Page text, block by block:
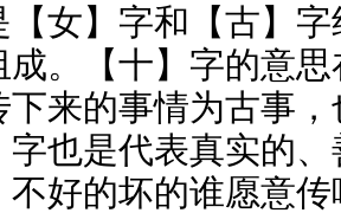
【女】字和【古】
成。【十】字的意
下来的事情为古事
字也是代表真实的
不好的坏的谁愿意传